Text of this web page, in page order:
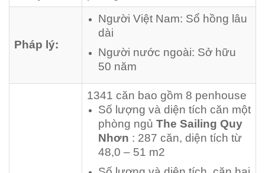
Pháp lý:
Người Việt Nam: Sổ hồng lâu
dài
Người nước ngoài: Sở hữu
50 năm
1341 căn bao gồm 8 penhouse
Số lượng và diện tích căn một
phòng ngủ The Sailing Quy
Nhơn : 287 căn, diện tích từ
48,0 – 51 m2